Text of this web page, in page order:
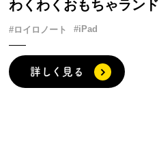
わくわくおもちゃランド
#ロイロノート #iPad
詳しく見る